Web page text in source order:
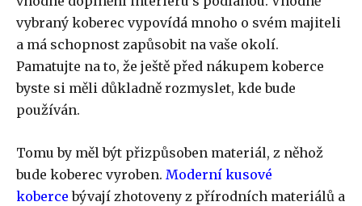
vybraný koberec vypovídá mnoho o svém majiteli
a má schopnost zapůsobit na vaše okolí.
Pamatujte na to, že ještě před nákupem koberce
byste si měli důkladně rozmyslet, kde bude
používán.
Tomu by měl být přizpůsoben materiál, z něhož
bude koberec vyroben. Moderní kusové
koberce bývají zhotoveny z přírodních materiálů a